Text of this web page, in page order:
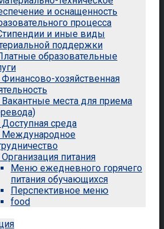
и оснащенность
процесса
и иные виды
поддержки
образовательные
Финансово-хозяйственная
Вакантные места для приема
Доступная среда
Международное
Организация питания
Меню ежедневного горячего
питания обучающихся
Перспективное меню
food